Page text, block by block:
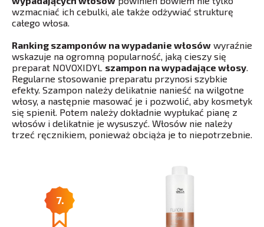
wzmacniać ich cebulki, ale także odżywiać strukturę
całego włosa.
Ranking szamponów na wypadanie włosów wyraźnie
wskazuje na ogromną popularność, jaką cieszy się
preparat NOVOXIDYL szampon na wypadające włosy.
Regularne stosowanie preparatu przynosi szybkie
efekty. Szampon należy delikatnie nanieść na wilgotne
włosy, a następnie masować je i pozwolić, aby kosmetyk
się spienił. Potem należy dokładnie wypłukać pianę z
włosów i delikatnie je wysuszyć. Włosów nie należy
trzeć ręcznikiem, ponieważ obciąża je to niepotrzebnie.
7.